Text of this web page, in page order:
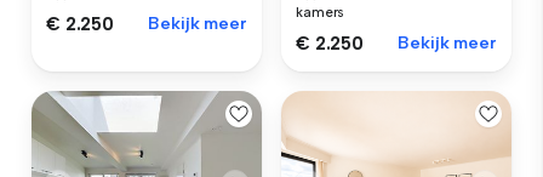
€ 2.250 Bekijk meer
kamers
€ 2.250 Bekijk meer